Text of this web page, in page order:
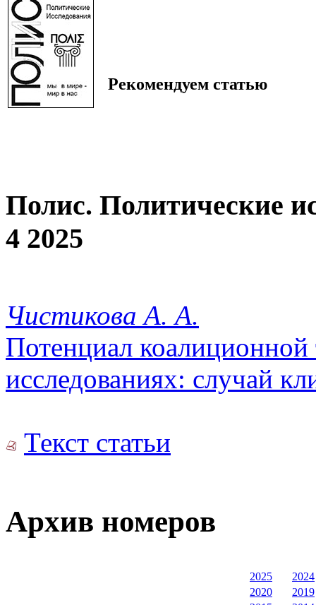
Рекомендуем статью
Полис. Политические
4 2025
Чистикова А. А.
Потенциал
исследованиях: случай
Текст статьи
Архив номеров
2025
2024
2020
2019